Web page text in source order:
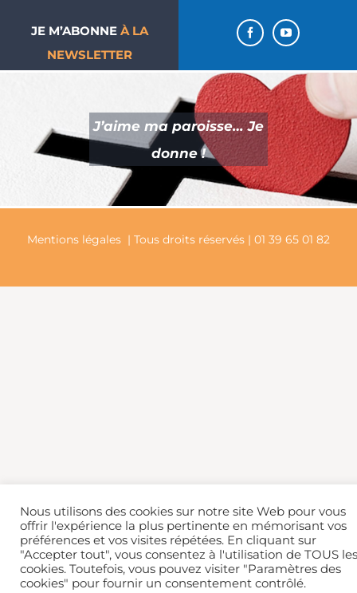
JE M’ABONNE À LA
NEWSLETTER
J’aime ma paroisse… Je
donne !
Mentions légales | Tous droits réservés | 01 39 65 01 82
Nous utilisons des cookies sur notre site Web pour vous
offrir l'expérience la plus pertinente en mémorisant vos
préférences et vos visites répétées. En cliquant sur
"Accepter tout", vous consentez à l'utilisation de TOUS les
cookies. Toutefois, vous pouvez visiter "Paramètres des
cookies" pour fournir un consentement contrôlé.